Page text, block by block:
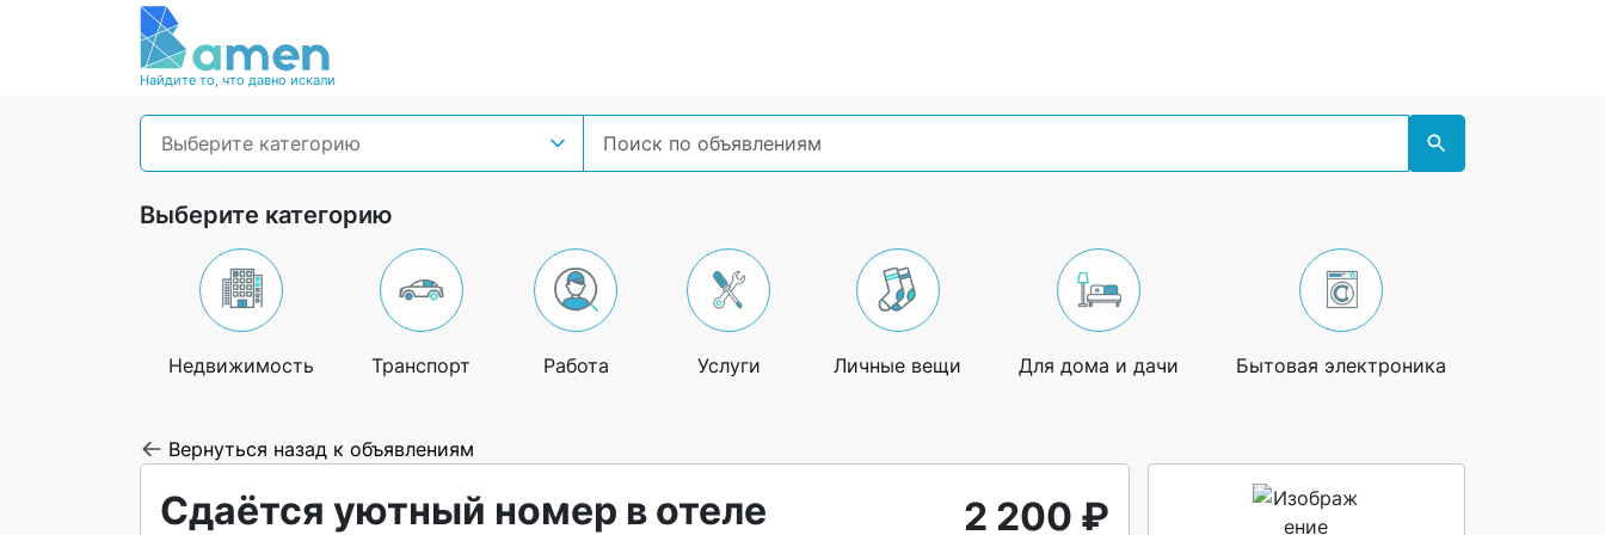
Найдите то, что давно искали
Выберите категорию
Выберите категорию
Недвижимость Транспорт Работа Услуги Личные вещи Для дома и дачи Бытовая электроника
Вернуться назад к объявлениям
Сдаётся уютный номер в отеле
2 200 ₽